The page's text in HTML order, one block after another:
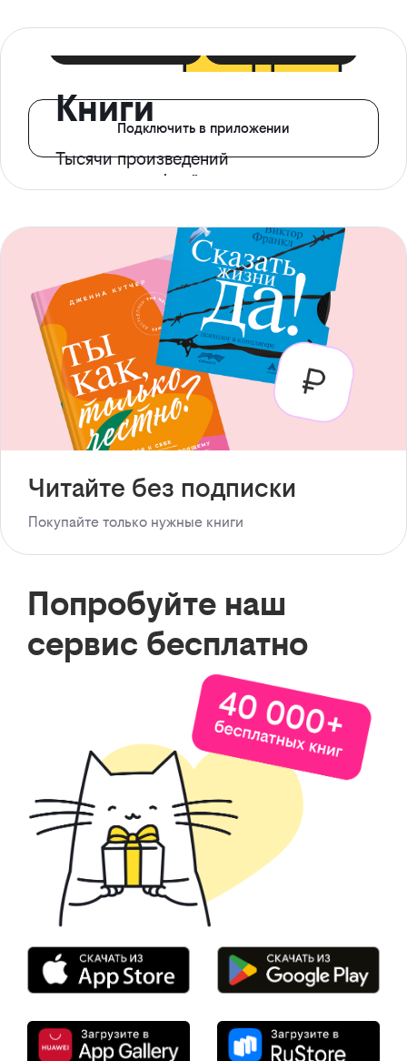
Книги
Тысячи произведений
с доступом офлайн
Подключить в приложении
Читайте без подписки
Покупайте только нужные книги
Попробуйте наш
сервис бесплатно